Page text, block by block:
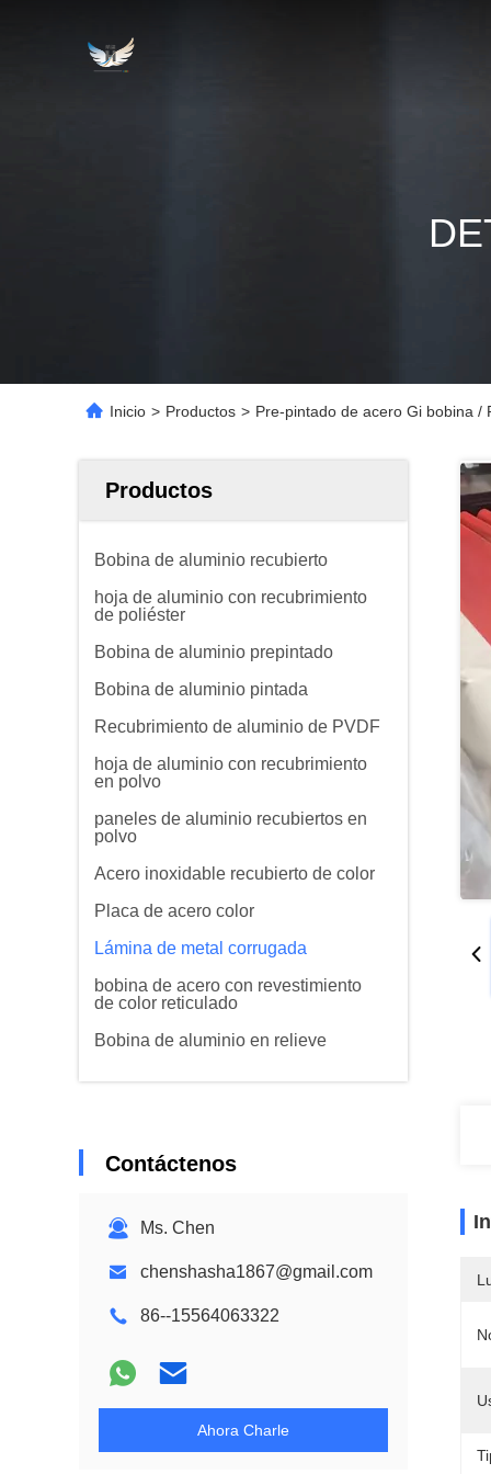
Inicio > Productos > Pre-pintado de acero Gi bobina /
Productos
Bobina de aluminio recubierto
hoja de aluminio con recubrimiento
de poliéster
Bobina de aluminio prepintado
Bobina de aluminio pintada
Recubrimiento de aluminio de PVDF
hoja de aluminio con recubrimiento
en polvo
paneles de aluminio recubiertos en
polvo
Acero inoxidable recubierto de color
Placa de acero color
Lámina de metal corrugada
bobina de acero con revestimiento
de color reticulado
Bobina de aluminio en relieve
Contáctenos
Ms. Chen
chenshasha1867@gmail.com
86--15564063322
Ahora Charle